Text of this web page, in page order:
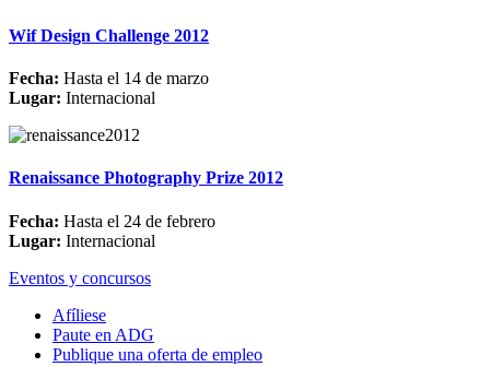
Wif Design Challenge 2012
Fecha: Hasta el 14 de marzo
Lugar: Internacional
Renaissance Photography Prize 2012
Fecha: Hasta el 24 de febrero
Lugar: Internacional
Eventos y concursos
Afíliese
Paute en ADG
Publique una oferta de empleo